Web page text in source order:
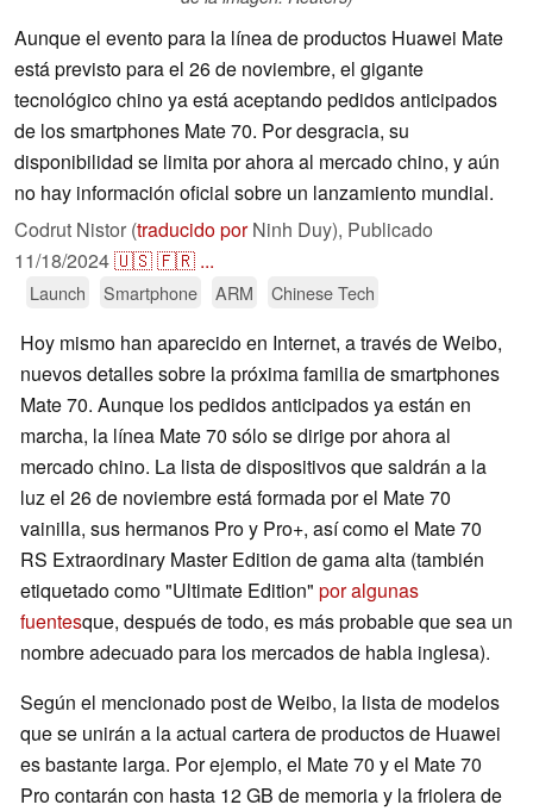
Aunque el evento para la línea de productos Huawei Mate
está previsto para el 26 de noviembre, el gigante
tecnológico chino ya está aceptando pedidos anticipados
de los smartphones Mate 70. Por desgracia, su
disponibilidad se limita por ahora al mercado chino, y aún
no hay información oficial sobre un lanzamiento mundial.
Codrut Nistor (traducido porNinh Duy), Publicado
11/18/2024🇺🇸🇫🇷 ...
Launch Smartphone ARM Chinese Tech
Hoy mismo han aparecido en Internet, a través de Weibo,
nuevos detalles sobre la próxima familia de smartphones
Mate 70. Aunque los pedidos anticipados ya están en
marcha, la línea Mate 70 sólo se dirige por ahora al
mercado chino. La lista de dispositivos que saldrán a la
luz el 26 de noviembre está formada por el Mate 70
vainilla, sus hermanos Pro y Pro+, así como el Mate 70
RS Extraordinary Master Edition de gama alta (también
etiquetado como "Ultimate Edition" por algunas
fuentesque, después de todo, es más probable que sea un
nombre adecuado para los mercados de habla inglesa).
Según el mencionado post de Weibo, la lista de modelos
que se unirán a la actual cartera de productos de Huawei
es bastante larga. Por ejemplo, el Mate 70 y el Mate 70
Pro contarán con hasta 12 GB de memoria y la friolera de